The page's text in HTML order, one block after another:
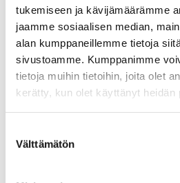
tukemiseen ja kävijämäärämme
jaamme sosiaalisen median,
alan kumppaneillemme tietoja
sivustoamme. Kumppanimme
tietoja muihin tietoihin, joita olet
kerätty, kun olet käyttänyt heidän
valinta
Välttämätön
Polttoaine
Makea vesi
Keula- ja
Uimatasot